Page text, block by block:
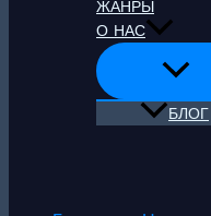
ЖАНРЫ
О НАС
БЛОГ